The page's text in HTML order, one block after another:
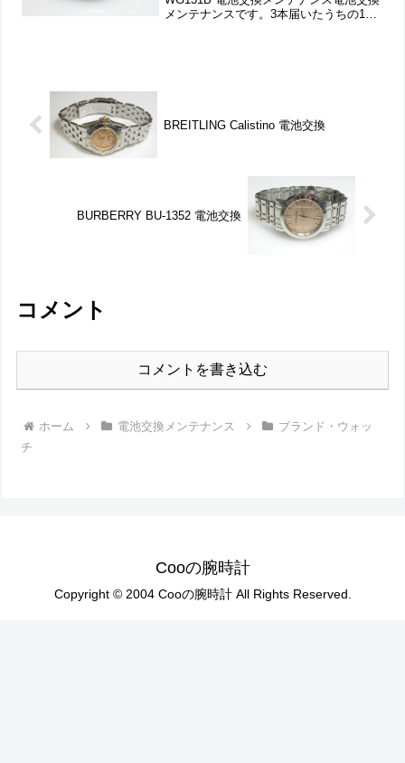
メンテナンスです。3本届いたうちの1
BREITLING Calistino 電池交換
BURBERRY BU-1352 電池交換
コメント
コメントを書き込む
ホーム 電池交換メンテナンス
ブランド・ウォッ
チ
Cooの腕時計
Copyright © 2004 Cooの腕時計 All Rights Reserved.